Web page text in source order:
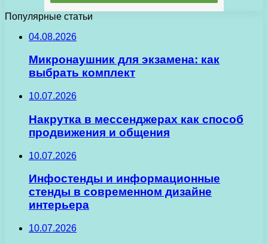
Популярные статьи
04.08.2026
Микронаушник для экзамена: как
выбрать комплект
10.07.2026
Накрутка в мессенджерах как способ
продвижения и общения
10.07.2026
Инфостенды и информационные
стенды в современном дизайне
интерьера
10.07.2026